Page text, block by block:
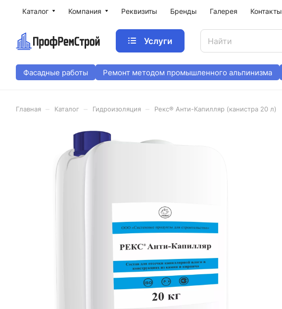
Каталог Компания Реквизиты Бренды Галерея Контакты
Услуги
Фасадные работы Ремонт методом промышленного альпинизма
Главная Каталог Гидроизоляция Рекс® Анти-Капилляр (канистра 20 л)